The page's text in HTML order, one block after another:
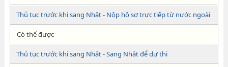
Thủ tục trước khi sang Nhật - Nộp hồ sơ trực tiếp từ nước ngoài
Có thể được
Thủ tục trước khi sang Nhật - Sang Nhật để dự thi